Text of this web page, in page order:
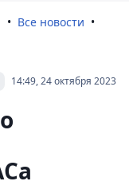
Все новости
14:49, 24 октября 2023